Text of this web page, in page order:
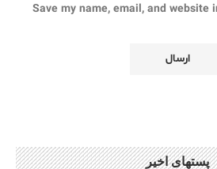
Save my name, email, and website
پستهای اخیر